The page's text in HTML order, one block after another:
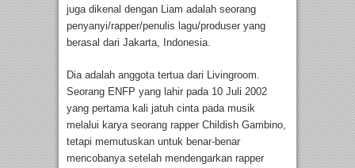
juga dikenal dengan Liam adalah seorang
penyanyi/rapper/penulis lagu/produser yang
berasal dari Jakarta, Indonesia.
Dia adalah anggota tertua dari Livingroom.
Seorang ENFP yang lahir pada 10 Juli 2002
yang pertama kali jatuh cinta pada musik
melalui karya seorang rapper Childish Gambino,
tetapi memutuskan untuk benar-benar
mencobanya setelah mendengarkan rapper